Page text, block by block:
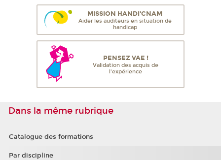
MISSION HANDI'CNAM
Aider les auditeurs en situation de
handicap
PENSEZ VAE !
Validation des acquis de
l'expérience
Dans la même rubrique
Catalogue des formations
Par discipline